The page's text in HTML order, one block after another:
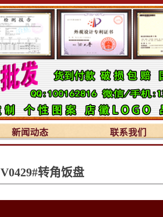
新闻动态 联系我们
V0429#转角饭盘